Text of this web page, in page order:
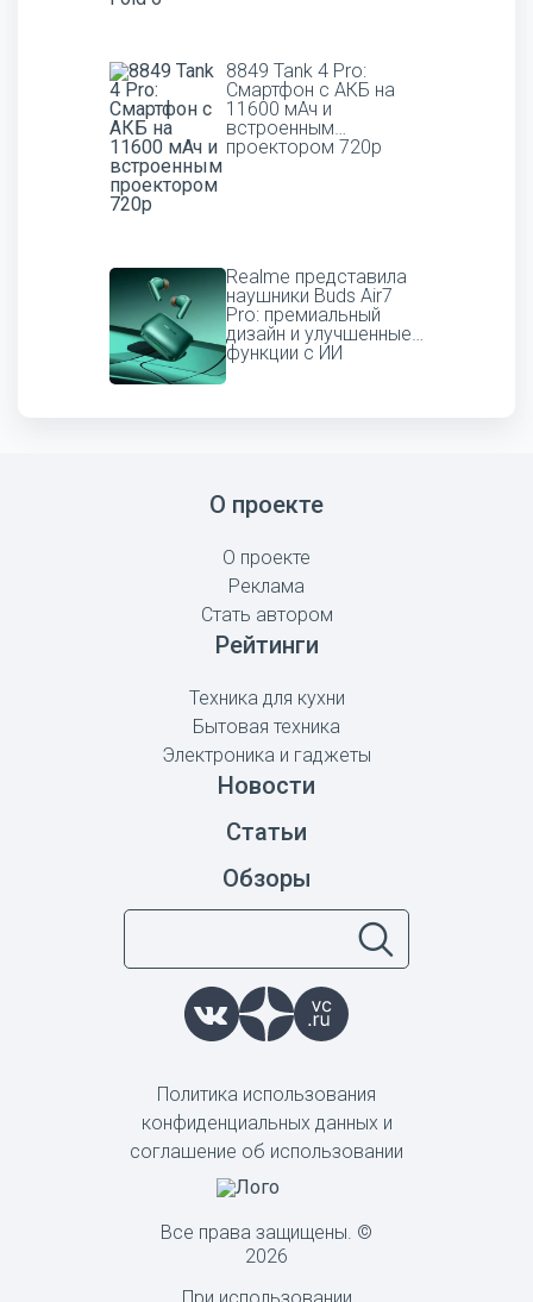
8849 Tank 4 Pro:
Смартфон с АКБ на
11600 мАч и
встроенным
проектором 720p
Realme представила
наушники Buds Air7
Pro: премиальный
дизайн и улучшенные
функции с ИИ
Все права защищены. ©
2026
О проекте
О проекте
Реклама
Стать автором
Рейтинги
Техника для кухни
Бытовая техника
Электроника и гаджеты
Новости
Статьи
Обзоры
Политика использования
конфиденциальных данных и
соглашение об использовании